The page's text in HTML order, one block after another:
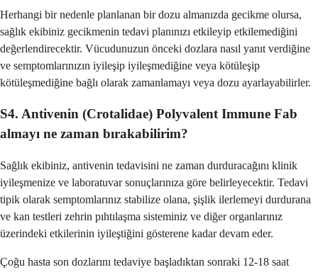
Herhangi bir nedenle planlanan bir dozu almanızda gecikme olursa,
sağlık ekibiniz gecikmenin tedavi planınızı etkileyip etkilemediğini
değerlendirecektir. Vücudunuzun önceki dozlara nasıl yanıt verdiğine
ve semptomlarınızın iyileşip iyileşmediğine veya kötüleşip
kötüleşmediğine bağlı olarak zamanlamayı veya dozu ayarlayabilirler.
S4. Antivenin (Crotalidae) Polyvalent Immune Fab
almayı ne zaman bırakabilirim?
Sağlık ekibiniz, antivenin tedavisini ne zaman durduracağını klinik
iyileşmenize ve laboratuvar sonuçlarınıza göre belirleyecektir. Tedavi
tipik olarak semptomlarınız stabilize olana, şişlik ilerlemeyi durdurana
ve kan testleri zehrin pıhtılaşma sisteminiz ve diğer organlarınız
üzerindeki etkilerinin iyileştiğini gösterene kadar devam eder.
Çoğu hasta son dozlarını tedaviye başladıktan sonraki 12-18 saat